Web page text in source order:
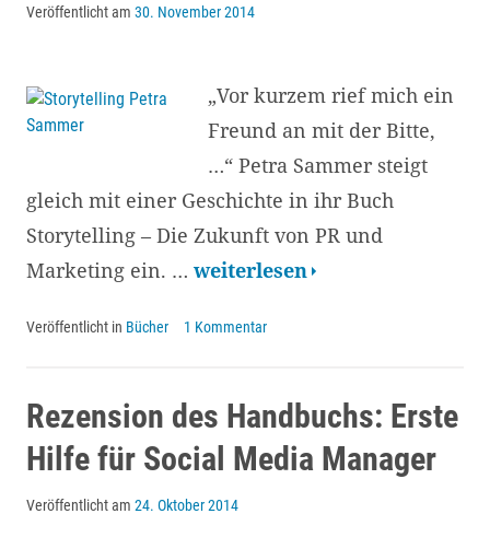
politisch
Veröffentlicht am 30. November 2014
„Vor kurzem rief mich ein
Freund an mit der Bitte,
…“ Petra Sammer steigt
gleich mit einer Geschichte in ihr Buch
Storytelling – Die Zukunft von PR und
Marketing ein. … Rezension:
–
Zukunft
von
PR
und
weiterlesen
Veröffentlicht in Bücher 1 Kommentar
Rezension des Handbuchs: Erste
Hilfe für Social Media Manager
Veröffentlicht am 24. Oktober 2014